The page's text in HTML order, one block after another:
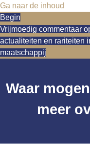
Ga naar de inhoud
Begin
Vrijmoedig commentaar
actualiteiten en rariteiten
maatschappij
Waar
meer